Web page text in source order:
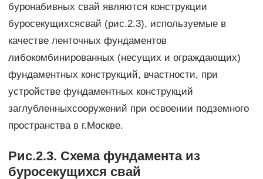
буронабивных свай являются конструкции
буросекущихсясвай (рис.2.3), используемые в
качестве ленточных фундаментов
либокомбинированных (несущих и ограждающих)
фундаментных конструкций, вчастности, при
устройстве фундаментных конструкций
заглубленныхсооружений при освоении подземного
пространства в г.Москве.
Рис.2.3. Схема фундамента из
буросекущихся свай